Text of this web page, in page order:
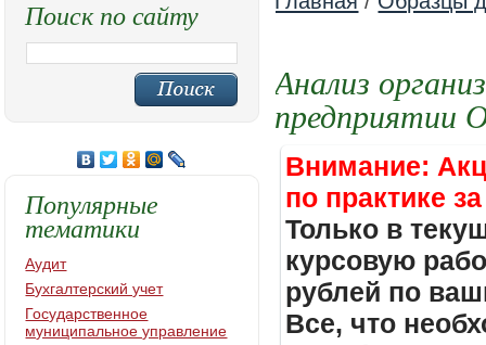
Анализ
Внимание:
по практике
Только в
курсовую
рублей по
Все, что
Поиск по сайту
Популярные
тематики
Аудит
Бухгалтерский учет
Государственное
муниципальное управление